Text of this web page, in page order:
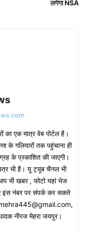
लगेगा NSA
एक मात्र वेब पोर्टल है।
के गलियारों तक पहुंचाना ही
के प्रकाशित की जाएगी।
भी है। यू ट्यूब चैनल भी
भी खबर , फोटो यहां भेज
नंबर पर संपर्क कर सकते
नीरज मेहरा जयपुर।